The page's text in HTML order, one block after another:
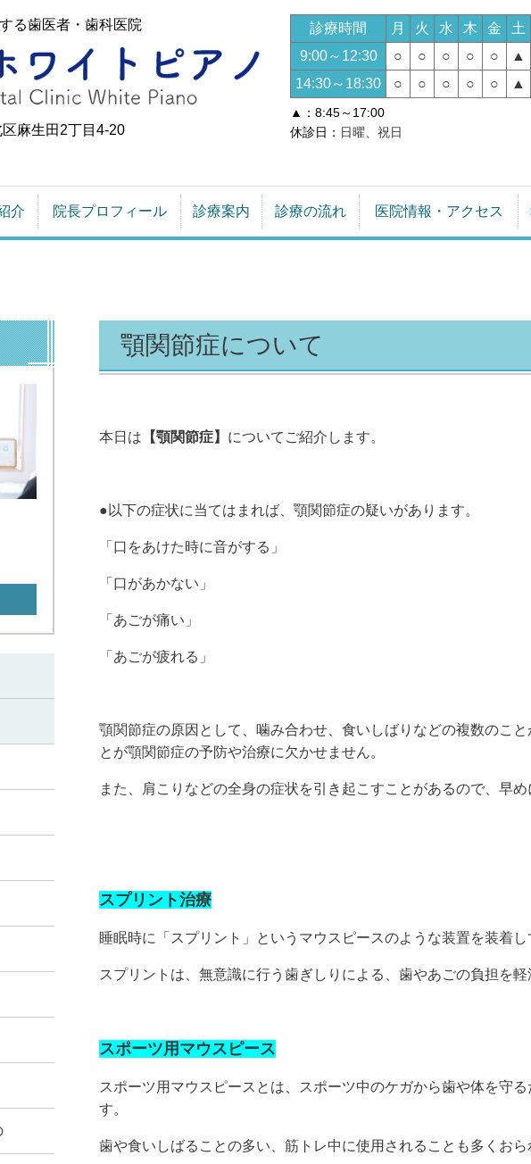
る歯医者・歯科医院
麻生田2丁目4-20
診療時間 月 火 水 木 金 土
9:00～12:30
○ ○ ○ ○ ○ ▲
14:30～18:30
○ ○ ○ ○ ○ ▲
▲：8:45～17:00
休診日： 日曜、祝日
介 院長プロフィール 診療案内 診療の流れ 医院情報・アクセス
顎関節症について
本日は 【顎関節症】 についてご紹介します。
●以下の症状に当てはまれば、顎関節症の疑いがあります。
「口をあけた時に音がする」
「口があかない」
「あごが痛い」
「あごが疲れる」
顎関節症の原因として、噛み合わせ、食いしばりなどの複数のこ
とが顎関節症の予防や治療に欠かせません。
また、肩こりなどの全身の症状を引き起こすことがあるので、早め
スプリント治療
睡眠時に「スプリント」というマウスピースのような装置を装着し
スプリントは、無意識に行う歯ぎしりによる、歯やあごの負担を軽
スポーツ用マウスピース
スポーツ用マウスピースとは、スポーツ中のケガから歯や体を守
す。
歯や食いしばることの多い、筋トレ中に使用されることも多くおら